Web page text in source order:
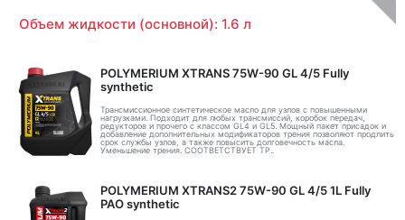
Объем жидкости (основной): 1.6 л
POLYMERIUM XTRANS 75W-90 GL 4/5 Fully
synthetic
Трансмиссионное синтетическое масло для узлов с повышенными
нагрузками. Подходит для любых трансмиссий, коробок передач,
редукторов и прочего с классом GL4 и GL5. Мощный пакет присадок и
добавление дополнительных модификаторов трения позволяют продлить
срок службы узлов, а также повысить долговечность масла.
Уменьшение трения. СООТВЕТСТВУЕТ ТР..
POLYMERIUM XTRANS2 75W-90 GL 4/5 1L Fully
PAO synthetic